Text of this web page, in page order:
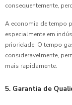
consequentemente,
A economia de tempo
especialmente em
prioridade. O tempo
consideravelmente,
mais rapidamente.
5. Garantia de